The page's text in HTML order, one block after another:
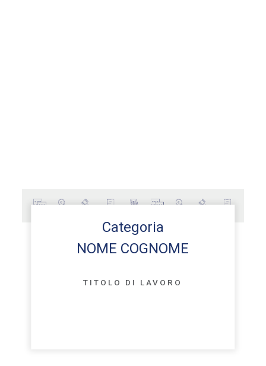
Categoria
NOME COGNOME
TITOLO DI LAVORO